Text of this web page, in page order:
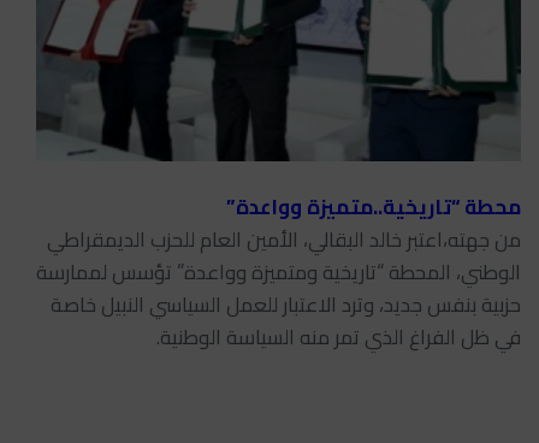
محطة “تاريخية..متميزة وواعدة”
من جهته،اعتبر خالد البقالي، الأمين العام للحزب الديمقراطي
الوطني، المحطة “تاريخية ومتميزة وواعدة” تؤسس لممارسة
حزبية بنفس جديد، وترد الاعتبار للعمل السياسي النبيل خاصة
في ظل الفراغ الذي تمر منه السياسة الوطنية.